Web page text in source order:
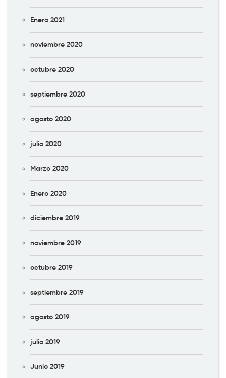
Enero 2021
noviembre 2020
octubre 2020
septiembre 2020
agosto 2020
julio 2020
Marzo 2020
Enero 2020
diciembre 2019
noviembre 2019
octubre 2019
septiembre 2019
agosto 2019
julio 2019
Junio 2019